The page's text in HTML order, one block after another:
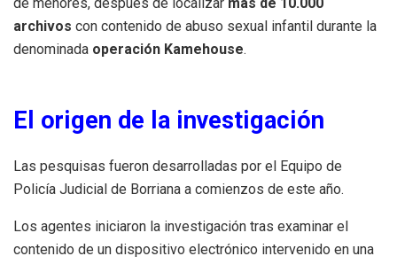
archivos con contenido de abuso sexual infantil durante la
denominada operación Kamehouse.
El origen de la investigación
Las pesquisas fueron desarrolladas por el Equipo de
Policía Judicial de Borriana a comienzos de este año.
Los agentes iniciaron la investigación tras examinar el
contenido de un dispositivo electrónico intervenido en una